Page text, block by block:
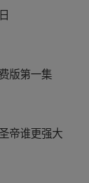
版第一集
帝谁更强大